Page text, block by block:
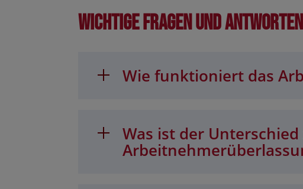
Wichtige Fragen und Antworten
Wie funktioniert das
Was ist der